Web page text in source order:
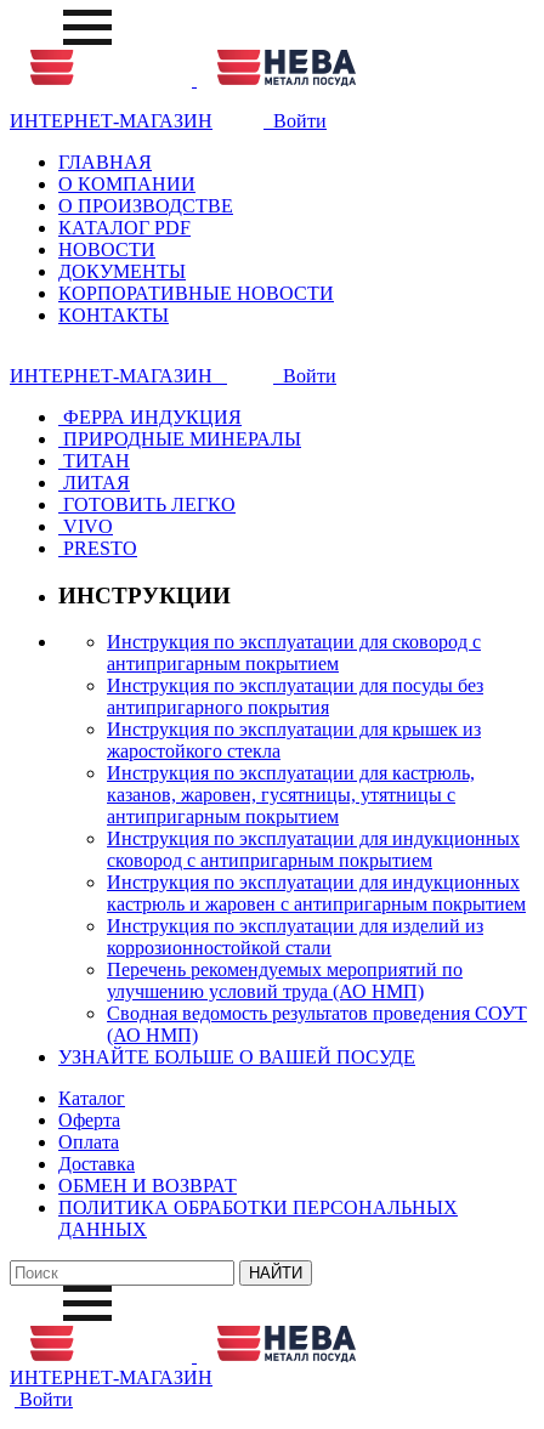
ИНТЕРНЕТ-МАГАЗИН
Войти
ГЛАВНАЯ
О КОМПАНИИ
О ПРОИЗВОДСТВЕ
КАТАЛОГ PDF
НОВОСТИ
ДОКУМЕНТЫ
КОРПОРАТИВНЫЕ НОВОСТИ
КОНТАКТЫ
ИНТЕРНЕТ-МАГАЗИН
Войти
ФЕРРА ИНДУКЦИЯ
ПРИРОДНЫЕ МИНЕРАЛЫ
ТИТАН
ЛИТАЯ
ГОТОВИТЬ ЛЕГКО
VIVO
PRESTO
ИНСТРУКЦИИ
Инструкция по эксплуатации для сковород с
антипригарным покрытием
Инструкция по эксплуатации для посуды без
антипригарного покрытия
Инструкция по эксплуатации для крышек из
жаростойкого стекла
Инструкция по эксплуатации для кастрюль,
казанов, жаровен, гусятницы, утятницы с
антипригарным покрытием
Инструкция по эксплуатации для индукционных
сковород с антипригарным покрытием
Инструкция по эксплуатации для индукционных
кастрюль и жаровен с антипригарным покрытием
Инструкция по эксплуатации для изделий из
коррозионностойкой стали
Перечень рекомендуемых мероприятий по
улучшению условий труда (АО НМП)
Сводная ведомость результатов проведения СОУТ
(АО НМП)
УЗНАЙТЕ БОЛЬШЕ О ВАШЕЙ ПОСУДЕ
Каталог
Оферта
Оплата
Доставка
ОБМЕН И ВОЗВРАТ
ПОЛИТИКА ОБРАБОТКИ ПЕРСОНАЛЬНЫХ
ДАННЫХ
ИНТЕРНЕТ-МАГАЗИН
Войти